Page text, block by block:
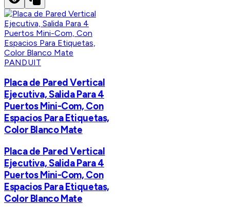
PANDUIT
Placa de Pared Vertical
Ejecutiva, Salida Para 4
Puertos Mini-Com, Con
Espacios Para Etiquetas,
Color Blanco Mate
Placa de Pared Vertical
Ejecutiva, Salida Para 4
Puertos Mini-Com, Con
Espacios Para Etiquetas,
Color Blanco Mate